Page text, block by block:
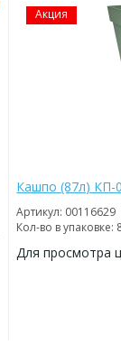
Акция
Кашпо (87л) КП-
Артикул: 00116629
Кол-во в упаковке:
Для просмотра